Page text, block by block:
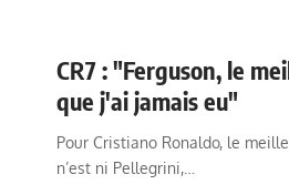
CR7 : "Ferguson, le
que j'ai jamais eu"
Pour Cristiano Ronaldo, le
n’est ni Pellegrini,…